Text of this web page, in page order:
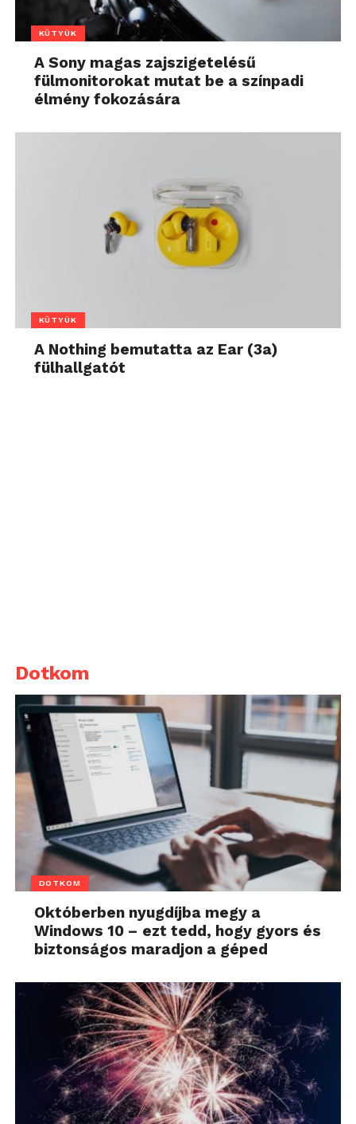
KÜTYÜK
A Sony magas zajszigetelésű
fülmonitorokat mutat be a színpadi
élmény fokozására
KÜTYÜK
A Nothing bemutatta az Ear (3a)
fülhallgatót
Dotkom
DOTKOM
Októberben nyugdíjba megy a
Windows 10 – ezt tedd, hogy gyors és
biztonságos maradjon a géped